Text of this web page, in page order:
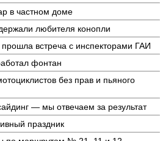
в частном доме
любителя конопли
встреча с инспекторами ГАИ
фонтан
без прав и пьяного
— мы отвечаем за результат
праздник